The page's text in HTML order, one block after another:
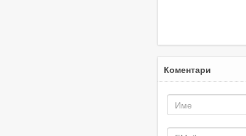
Коментари